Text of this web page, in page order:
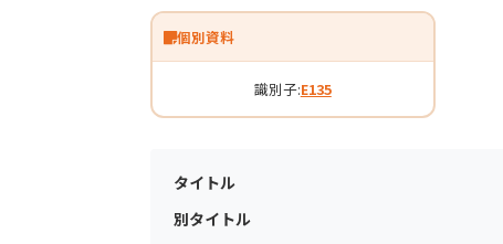
個別資料
識別子:E135
タイトル
別タイトル